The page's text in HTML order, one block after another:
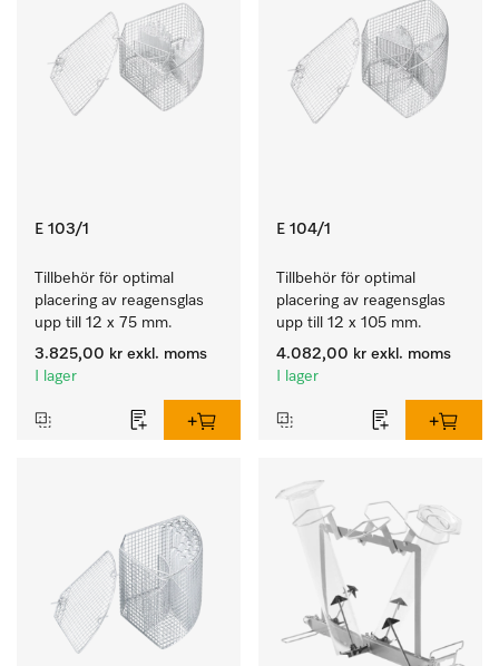
E 103/1
Tillbehör för optimal
placering av reagensglas
upp till 12 x 75 mm.
3.825,00 kr exkl. moms
I lager
E 104/1
Tillbehör för optimal
placering av reagensglas
upp till 12 x 105 mm.
4.082,00 kr exkl. moms
I lager